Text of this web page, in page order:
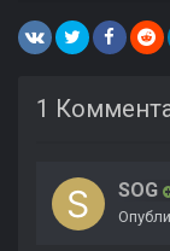
1
SOG